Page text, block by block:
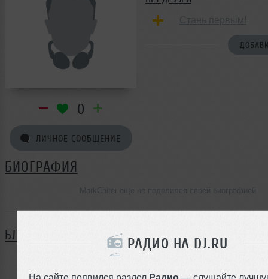
РАДИО НА DJ.RU
На сайте появился раздел Радио — слушайте
0
ЛИЧНОЕ СООБЩЕНИЕ
БИОГРАФИЯ
БЛОГ